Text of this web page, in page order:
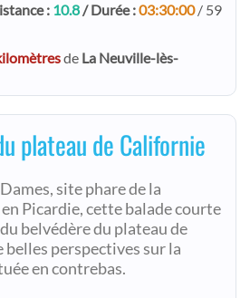
: 10.8/ Durée :03:30:00/ 59
de La Neuville-lès-
plateau de Californie
site phare de la
Picardie, cette balade courte
belvédère du plateau de
perspectives sur la
en contrebas.